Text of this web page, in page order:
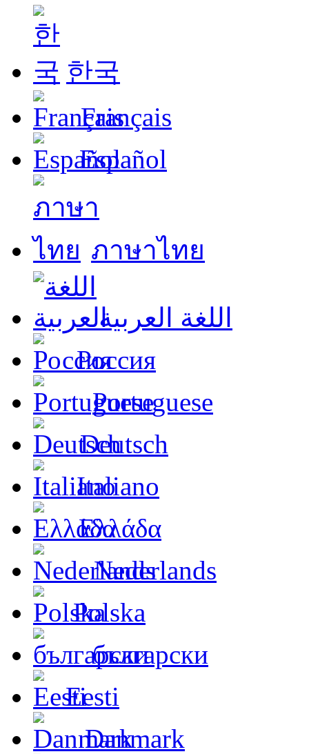
한국
Français
Español
ภาษาไทย
اللغة العربية
Россия
Portuguese
Deutsch
Italiano
Ελλάδα
Nederlands
Polska
български
Eesti
Danmark